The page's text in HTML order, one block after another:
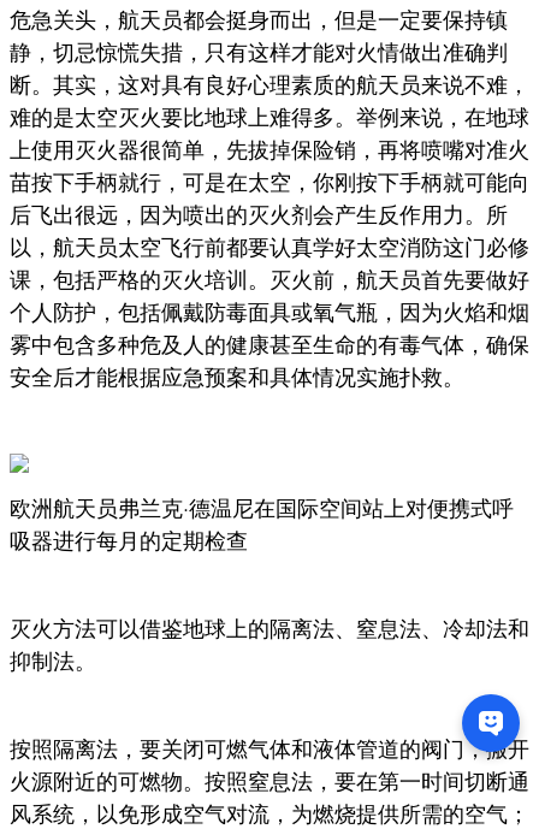
危急关头，航天员都会挺身而出，但是一定要保持镇
静，切忌惊慌失措，只有这样才能对火情做出准确判
断。其实，这对具有良好心理素质的航天员来说不难，
难的是太空灭火要比地球上难得多。举例来说，在地球
上使用灭火器很简单，先拔掉保险销，再将喷嘴对准火
苗按下手柄就行，可是在太空，你刚按下手柄就可能向
后飞出很远，因为喷出的灭火剂会产生反作用力。所
以，航天员太空飞行前都要认真学好太空消防这门必修
课，包括严格的灭火培训。灭火前，航天员首先要做好
个人防护，包括佩戴防毒面具或氧气瓶，因为火焰和烟
雾中包含多种危及人的健康甚至生命的有毒气体，确保
安全后才能根据应急预案和具体情况实施扑救。
欧洲航天员弗兰克·德温尼在国际空间站上对便携式呼
吸器进行每月的定期检查
灭火方法可以借鉴地球上的隔离法、窒息法、冷却法和
抑制法。
按照隔离法，要关闭可燃气体和液体管道的阀门，搬开
火源附近的可燃物。按照窒息法，要在第一时间切断通
风系统，以免形成空气对流，为燃烧提供所需的空气；